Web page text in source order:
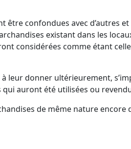
être confondues avec d’autres
existant dans les
considérées comme étant
à leur donner ultérieurement,
auront été utilisées ou
de même nature encore